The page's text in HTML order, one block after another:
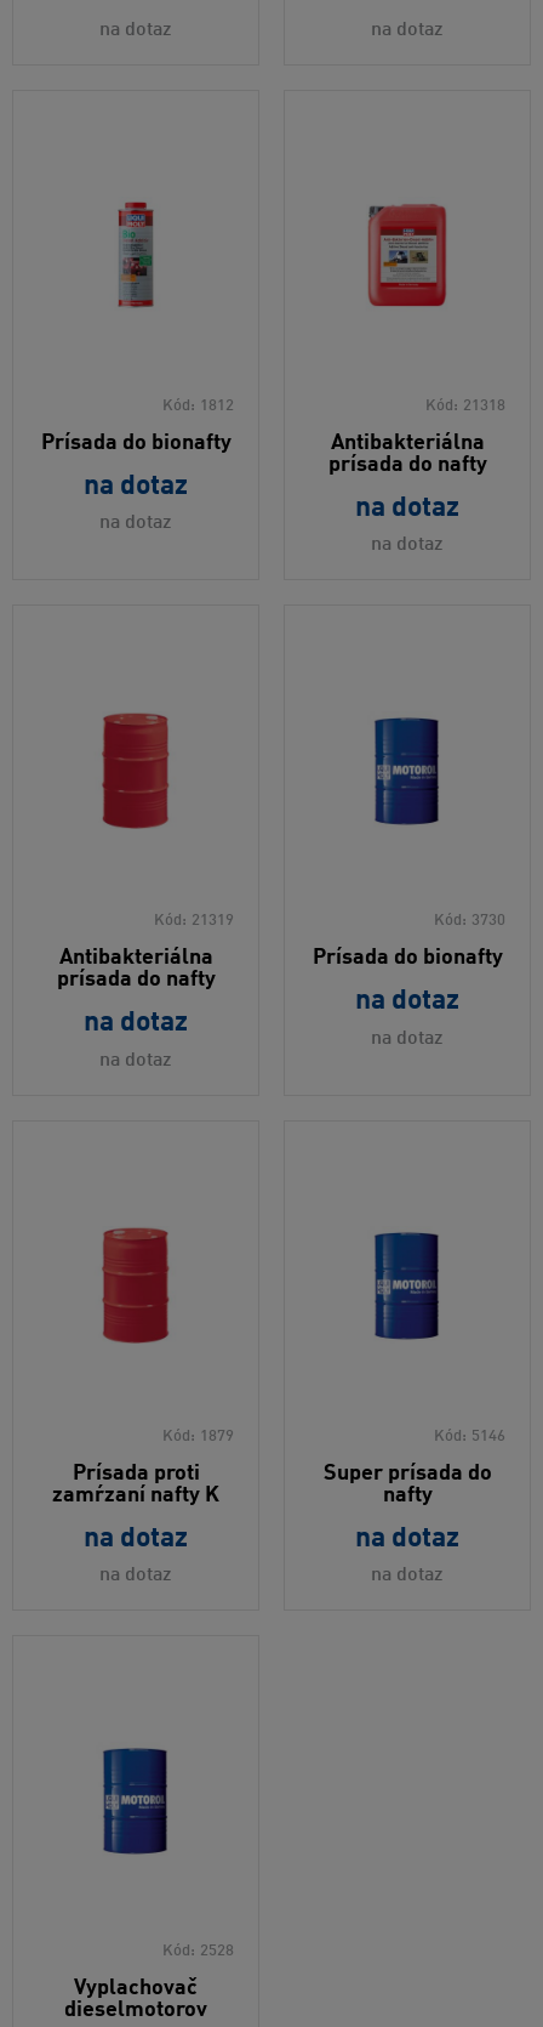
na dotaz na dotaz
Kód: 1812
Prísada do bionafty
na dotaz
na dotaz
Kód: 21318
Antibakteriálna
prísada do nafty
na dotaz
na dotaz
Kód: 21319
Antibakteriálna
prísada do nafty
na dotaz
na dotaz
Kód: 3730
Prísada do bionafty
na dotaz
na dotaz
Kód: 1879
Prísada proti
zamŕzaní nafty K
na dotaz
na dotaz
Kód: 5146
Super prísada do
nafty
na dotaz
na dotaz
Kód: 2528
Vyplachovač
dieselmotorov